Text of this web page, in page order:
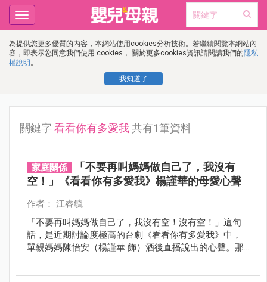
為提供您更多優質的內容，本網站使用cookies分析技術。若繼續閱覽本網站內
容，即表示您同意我們使用 cookies， 關於更多cookies資訊請閱讀我們的隱私
權說明 。
我知道了
Toggle
navigation
關鍵字看看你有多愛我共有1筆資料
家庭關係
「不要再叫媽媽做自己了，我沒有
空！」《看看你有多愛我》楊謹華的母愛心聲
作者： 江睿毓
「不要再叫媽媽做自己了，我沒有空！沒有空！」這句
話，是近期討論度極高的台劇《看看你有多愛我》中，
單親媽媽陳怡安（楊謹華 飾）酒後直播說出的心聲。那